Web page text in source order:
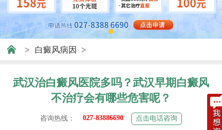
> 白癜风病因 >
武汉治白癜风医院多吗？武汉早期白癜风
不治疗会有哪些危害呢？
咨询热线： 027-83886690 点击电话咨询